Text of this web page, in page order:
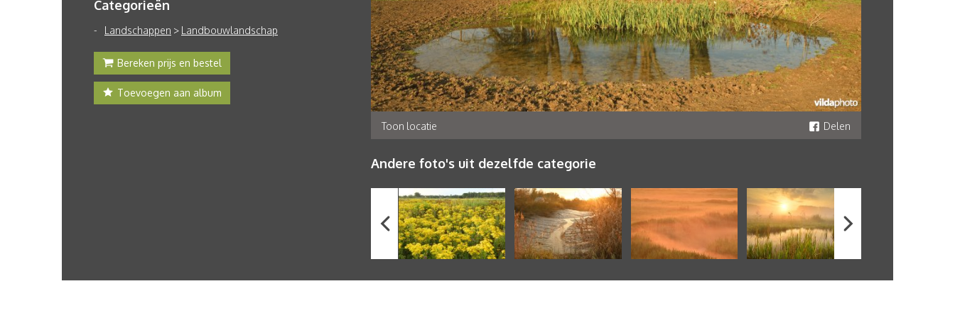
Categorieën
Landschappen > Landbouwlandschap
Bereken prijs en bestel
Toevoegen aan album
Toon locatie Delen
Andere foto's uit dezelfde categorie